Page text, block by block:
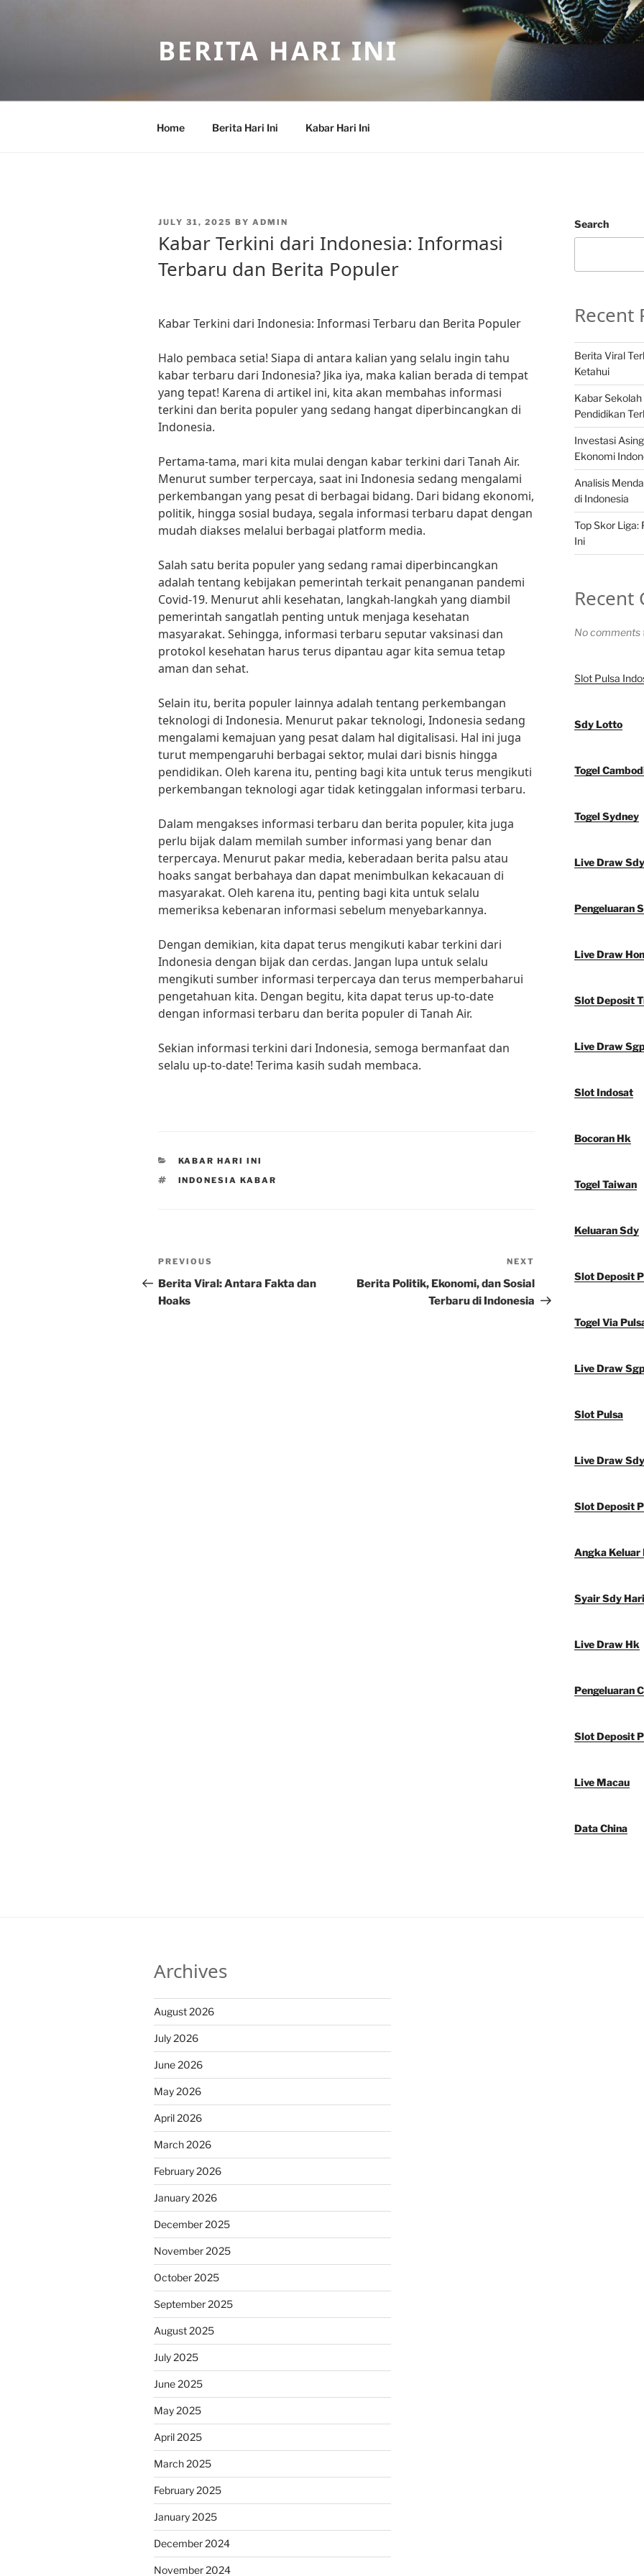
BERITA HARI INI
Home Berita Hari Ini Kabar Hari Ini
POSTED
JULY 31, 2025 BY ADMIN
Kabar Terkini dari Indonesia: Informasi
Terbaru dan Berita Populer
Kabar Terkini dari Indonesia: Informasi Terbaru dan Berita Populer
Halo pembaca setia! Siapa di antara kalian yang selalu ingin tahu
kabar terbaru dari Indonesia? Jika iya, maka kalian berada di tempat
yang tepat! Karena di artikel ini, kita akan membahas informasi
terkini dan berita populer yang sedang hangat diperbincangkan di
Indonesia.
Pertama-tama, mari kita mulai dengan kabar terkini dari Tanah Air.
Menurut sumber terpercaya, saat ini Indonesia sedang mengalami
perkembangan yang pesat di berbagai bidang. Dari bidang ekonomi,
politik, hingga sosial budaya, segala informasi terbaru dapat dengan
mudah diakses melalui berbagai platform media.
Salah satu berita populer yang sedang ramai diperbincangkan
adalah tentang kebijakan pemerintah terkait penanganan pandemi
Covid-19. Menurut ahli kesehatan, langkah-langkah yang diambil
pemerintah sangatlah penting untuk menjaga kesehatan
masyarakat. Sehingga, informasi terbaru seputar vaksinasi dan
protokol kesehatan harus terus dipantau agar kita semua tetap
aman dan sehat.
Selain itu, berita populer lainnya adalah tentang perkembangan
teknologi di Indonesia. Menurut pakar teknologi, Indonesia sedang
mengalami kemajuan yang pesat dalam hal digitalisasi. Hal ini juga
turut mempengaruhi berbagai sektor, mulai dari bisnis hingga
pendidikan. Oleh karena itu, penting bagi kita untuk terus mengikuti
perkembangan teknologi agar tidak ketinggalan informasi terbaru.
Dalam mengakses informasi terbaru dan berita populer, kita juga
perlu bijak dalam memilah sumber informasi yang benar dan
terpercaya. Menurut pakar media, keberadaan berita palsu atau
hoaks sangat berbahaya dan dapat menimbulkan kekacauan di
masyarakat. Oleh karena itu, penting bagi kita untuk selalu
memeriksa kebenaran informasi sebelum menyebarkannya.
Dengan demikian, kita dapat terus mengikuti kabar terkini dari
Indonesia dengan bijak dan cerdas. Jangan lupa untuk selalu
mengikuti sumber informasi terpercaya dan terus memperbaharui
pengetahuan kita. Dengan begitu, kita dapat terus up-to-date
dengan informasi terbaru dan berita populer di Tanah Air.
Sekian informasi terkini dari Indonesia, semoga bermanfaat dan
selalu up-to-date! Terima kasih sudah membaca.
CATEGORIES
KABAR HARI INI
TAGS
INDONESIA KABAR
Post
navigation
Previous
Post
PREVIOUS
Berita Viral: Antara Fakta dan
Hoaks
Post
NEXT
Berita Politik, Ekonomi, dan Sosial
Terbaru di Indonesia
Search
Recent
Berita Viral
Ketahui
Kabar
Pendidikan
Investasi
Ekonomi
Analisis
di Indonesia
Top Skor Liga:
Ini
Recent
No comments
Slot Pulsa
Sdy Lotto
Togel
Togel Sydney
Live Draw Sdy
Pengeluaran
Live Draw
Slot Deposit
Live Draw
Slot Indosat
Bocoran Hk
Togel Taiwan
Keluaran Sdy
Slot Deposit
Togel Via
Live Draw
Slot Pulsa
Live Draw Sdy
Slot Deposit
Angka Keluar
Syair Sdy
Live Draw Hk
Pengeluaran
Slot Deposit
Live Macau
Data China
Archives
August 2026
July 2026
June 2026
May 2026
April 2026
March 2026
February 2026
January 2026
December 2025
November 2025
October 2025
September 2025
August 2025
July 2025
June 2025
May 2025
April 2025
March 2025
February 2025
January 2025
December 2024
November 2024